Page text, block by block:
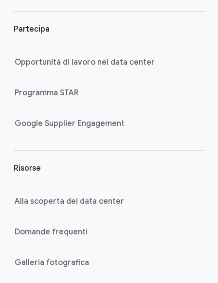
Partecipa
Opportunità di lavoro nei data center
Programma STAR
Google Supplier Engagement
Risorse
Alla scoperta dei data center
Domande frequenti
Galleria fotografica